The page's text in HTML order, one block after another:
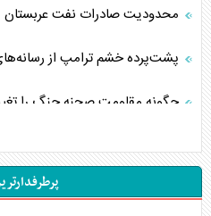
محدودیت صادرات نفت عربستان
پشت‌پرده خشم ترامپ از
چگونه مقاومت صحنه جنگ را
جنگ رمضان و معضل حضور
تحلیل جامع پدیده تراستی‌ها